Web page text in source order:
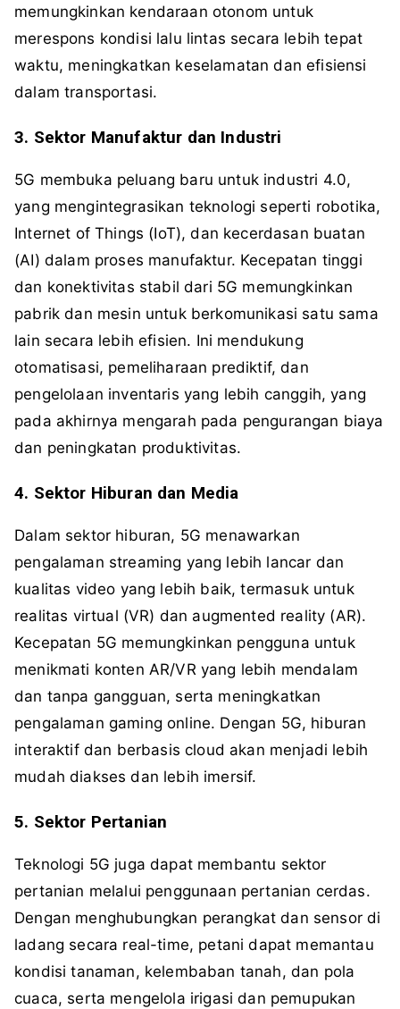
memungkinkan kendaraan otonom untuk
merespons kondisi lalu lintas secara lebih tepat
waktu, meningkatkan keselamatan dan efisiensi
dalam transportasi.
3. Sektor Manufaktur dan Industri
5G membuka peluang baru untuk industri 4.0,
yang mengintegrasikan teknologi seperti robotika,
Internet of Things (IoT), dan kecerdasan buatan
(AI) dalam proses manufaktur. Kecepatan tinggi
dan konektivitas stabil dari 5G memungkinkan
pabrik dan mesin untuk berkomunikasi satu sama
lain secara lebih efisien. Ini mendukung
otomatisasi, pemeliharaan prediktif, dan
pengelolaan inventaris yang lebih canggih, yang
pada akhirnya mengarah pada pengurangan biaya
dan peningkatan produktivitas.
4. Sektor Hiburan dan Media
Dalam sektor hiburan, 5G menawarkan
pengalaman streaming yang lebih lancar dan
kualitas video yang lebih baik, termasuk untuk
realitas virtual (VR) dan augmented reality (AR).
Kecepatan 5G memungkinkan pengguna untuk
menikmati konten AR/VR yang lebih mendalam
dan tanpa gangguan, serta meningkatkan
pengalaman gaming online. Dengan 5G, hiburan
interaktif dan berbasis cloud akan menjadi lebih
mudah diakses dan lebih imersif.
5. Sektor Pertanian
Teknologi 5G juga dapat membantu sektor
pertanian melalui penggunaan pertanian cerdas.
Dengan menghubungkan perangkat dan sensor di
ladang secara real-time, petani dapat memantau
kondisi tanaman, kelembaban tanah, dan pola
cuaca, serta mengelola irigasi dan pemupukan